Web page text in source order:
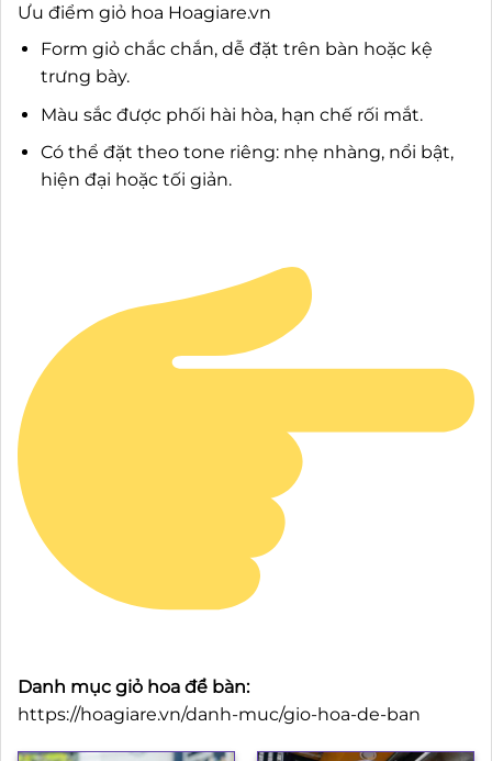
Ưu điểm giỏ hoa Hoagiare.vn
Form giỏ chắc chắn, dễ đặt trên bàn hoặc kệ
trưng bày.
Màu sắc được phối hài hòa, hạn chế rối mắt.
Có thể đặt theo tone riêng: nhẹ nhàng, nổi bật,
hiện đại hoặc tối giản.
Danh mục giỏ hoa để bàn:
https://hoagiare.vn/danh-muc/gio-hoa-de-ban